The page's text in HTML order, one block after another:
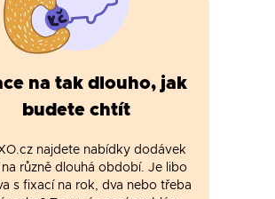
na tak dlouho, jak
budete chtít
najdete nabídky dodávek
na různě dlouhá období. Je libo
s fixací na rok, dva nebo třeba